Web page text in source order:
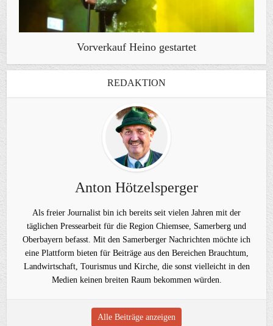
Vorverkauf Heino gestartet
REDAKTION
Anton Hötzelsperger
Als freier Journalist bin ich bereits seit vielen Jahren mit der
täglichen Pressearbeit für die Region Chiemsee, Samerberg und
Oberbayern befasst. Mit den Samerberger Nachrichten möchte ich
eine Plattform bieten für Beiträge aus den Bereichen Brauchtum,
Landwirtschaft, Tourismus und Kirche, die sonst vielleicht in den
Medien keinen breiten Raum bekommen würden.
Alle Beiträge anzeigen